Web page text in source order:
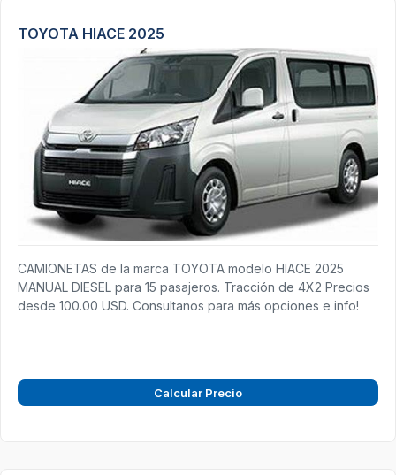
TOYOTA HIACE 2025
CAMIONETAS de la marca TOYOTA modelo HIACE 2025
MANUAL DIESEL para 15 pasajeros. Tracción de 4X2 Precios
desde 100.00 USD. Consultanos para más opciones e info!
Calcular Precio